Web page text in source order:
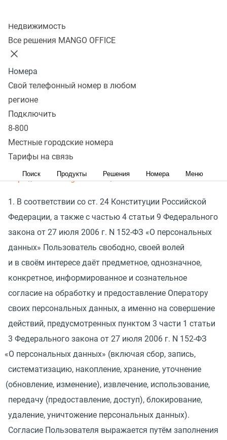
Недвижимость
Все решения MANGO OFFICE
Номера
Свой телефонный номер в любом
регионе
Подключить
8-800
Местные городские номера
Тарифы на связь
Поиск Продукты Решения Номера Меню
город Москва, Профсоюзная ул., д. 57, ком. 84
Пользователя на обработку персональных данных
размещено на Сайте Оператора по адресу:
Политика обработки персональных данных
Оператора, размещена на сайте по адресу:
https://www.mango-office.ru/.
1. В соответствии со ст. 24 Конституции Российской
Федерации, а также с частью 4 статьи 9 Федерального
закона от 27 июля 2006 г. N 152-ФЗ «О персональных
данных» Пользователь свободно, своей волей
и в своём интересе даёт предметное, однозначное,
конкретное, информированное и сознательное
согласие на обработку и предоставление Оператору
своих персональных данных, а именно на совершение
действий, предусмотренных пунктом 3 части 1 статьи
3 Федерального закона от 27 июля 2006 г. N 152-ФЗ
«О персональных данных» (включая сбор, запись,
систематизацию, накопление, хранение, уточнение
(обновление, изменение), извлечение, использование,
передачу (предоставление, доступ), блокирование,
удаление, уничтожение персональных данных).
Согласие Пользователя выражается путём заполнения